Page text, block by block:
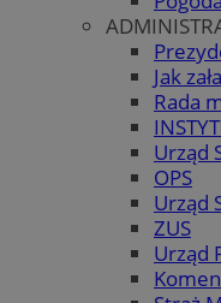
Jak
Rada
Urząd
OPS
Urząd
ZUS
Urząd